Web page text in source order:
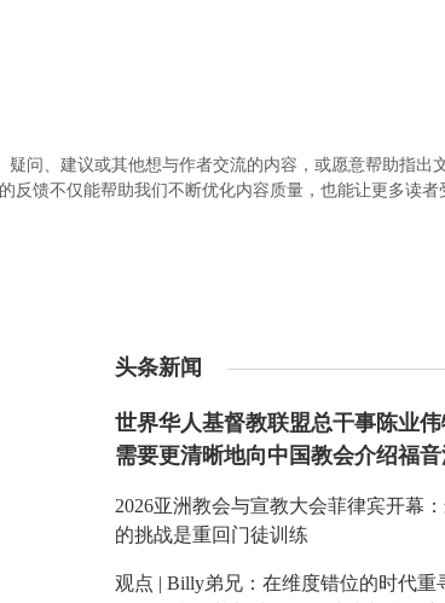
问、建议或其他想与作者交流的内容，或愿意帮助指出
反馈不仅能帮助我们不断优化内容质量，也能让更多读者
头条新闻
世界华人基督教联盟总干事陈业伟
需要更清晰地向中国教会介绍福
2026亚洲教会与宣教大会菲律宾开幕
的挑战是重回门徒训练
观点 | Billy弟兄：在维度错位的时代重